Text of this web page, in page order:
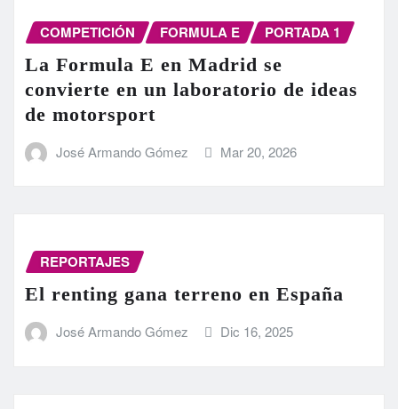
COMPETICIÓN FORMULA E PORTADA 1
La Formula E en Madrid se
convierte en un laboratorio de ideas
de motorsport
José Armando Gómez Mar 20, 2026
REPORTAJES
El renting gana terreno en España
José Armando Gómez Dic 16, 2025